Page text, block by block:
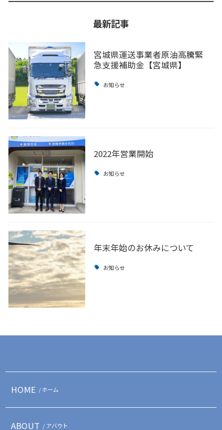
最新記事
宮城県運送事業者原油高騰緊
急支援補助金【宮城県】
お知らせ
2022年営業開始
お知らせ
年末年始のお休みについて
お知らせ
HOME / ホーム
ABOUT / アバウト